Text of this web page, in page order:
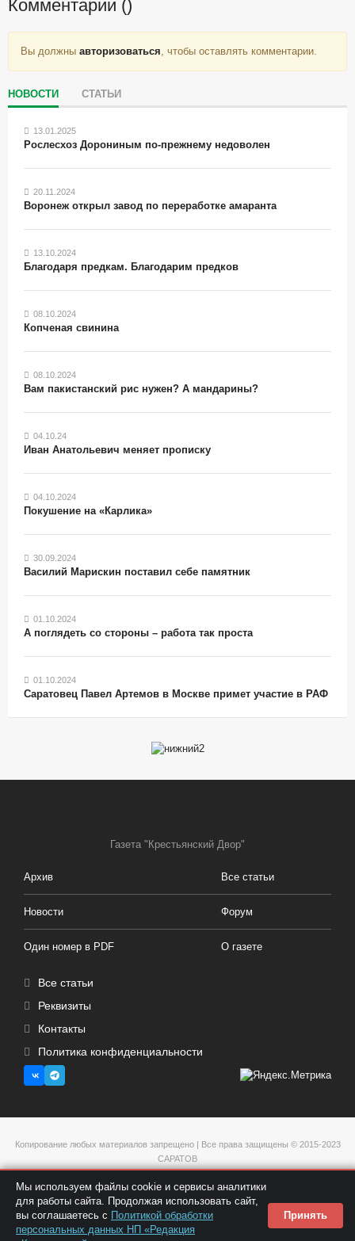
Комментарии ()
Вы должны авторизоваться , чтобы оставлять комментарии.
НОВОСТИ СТАТЬИ
13.01.2025
Рослесхоз Дорониным по-прежнему недоволен
20.11.2024
Воронеж открыл завод по переработке амаранта
13.10.2024
Благодаря предкам. Благодарим предков
08.10.2024
Копченая свинина
08.10.2024
Вам пакистанский рис нужен? А мандарины?
04.10.24
Иван Анатольевич меняет прописку
04.10.2024
Покушение на «Карлика»
30.09.2024
Василий Марискин поставил себе памятник
01.10.2024
А поглядеть со стороны – работа так проста
01.10.2024
Саратовец Павел Артемов в Москве примет участие в РАФ
Газета "Крестьянский Двор"
Архив Все статьи
Новости Форум
Один номер в PDF О газете
Все статьи
Реквизиты
Контакты
Политика конфиденциальности
Мы используем файлы cookie и сервисы аналитики
для работы сайта. Продолжая использовать сайт,
вы соглашаетесь с Политикой обработки
персональных данных НП «Редакция
Принять
Копирование любых материалов запрещено | Все права защищены © 2015-2023
САРАТОВ